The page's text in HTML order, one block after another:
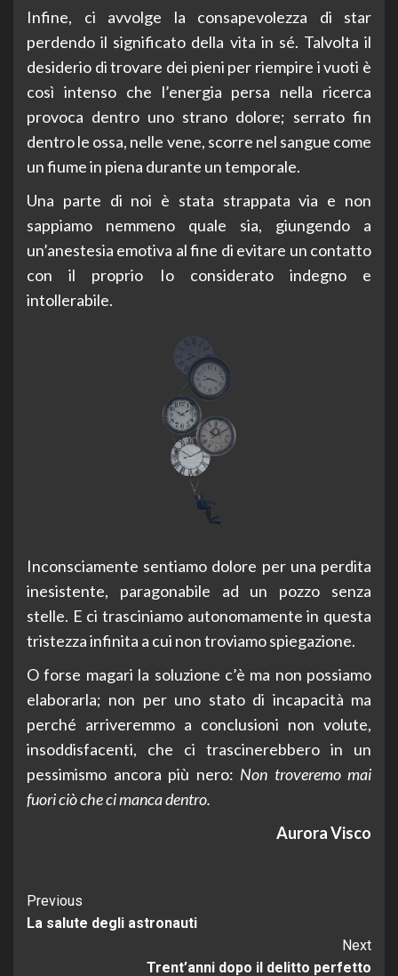
Infine, ci avvolge la consapevolezza di star
perdendo il significato della vita in sé. Talvolta il
desiderio di trovare dei pieni per riempire i vuoti è
così intenso che l’energia persa nella ricerca
provoca dentro uno strano dolore; serrato fin
dentro le ossa, nelle vene, scorre nel sangue come
un fiume in piena durante un temporale.
Una parte di noi è stata strappata via e non
sappiamo nemmeno quale sia, giungendo a
un’anestesia emotiva al fine di evitare un contatto
con il proprio Io considerato indegno e
intollerabile.
Inconsciamente sentiamo dolore per una perdita
inesistente, paragonabile ad un pozzo senza
stelle. E ci trasciniamo autonomamente in questa
tristezza infinita a cui non troviamo spiegazione.
O forse magari la soluzione c’è ma non possiamo
elaborarla; non per uno stato di incapacità ma
perché arriveremmo a conclusioni non volute,
insoddisfacenti, che ci trascinerebbero in un
pessimismo ancora più nero: Non troveremo mai
fuori ciò che ci manca dentro.
Aurora Visco
Continue
Reading
Previous
La salute degli astronauti
Next
Trent’anni dopo il delitto perfetto